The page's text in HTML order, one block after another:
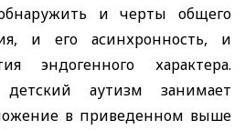
и черты общего
и его асинхронность, и
эндогенного характера.
аутизм занимает
в приведенном выше